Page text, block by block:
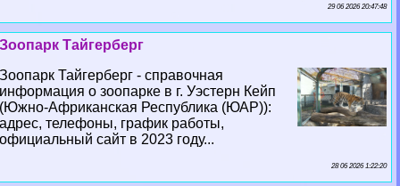
29 06 2026 20:47:48
Зоопарк Тайгерберг
Зоопарк Тайгерберг - справочная
информация о зоопарке в г. Уэстерн Кейп
(Южно-Африканская Республика (ЮАР)):
адрес, телефоны, график работы,
официальный сайт в 2023 году...
28 06 2026 1:22:20